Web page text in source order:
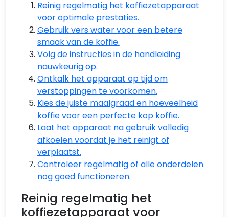
Reinig regelmatig het koffiezetapparaat
voor optimale prestaties.
Gebruik vers water voor een betere
smaak van de koffie.
Volg de instructies in de handleiding
nauwkeurig op.
Ontkalk het apparaat op tijd om
verstoppingen te voorkomen.
Kies de juiste maalgraad en hoeveelheid
koffie voor een perfecte kop koffie.
Laat het apparaat na gebruik volledig
afkoelen voordat je het reinigt of
verplaatst.
Controleer regelmatig of alle onderdelen
nog goed functioneren.
Reinig regelmatig het
koffiezetapparaat voor